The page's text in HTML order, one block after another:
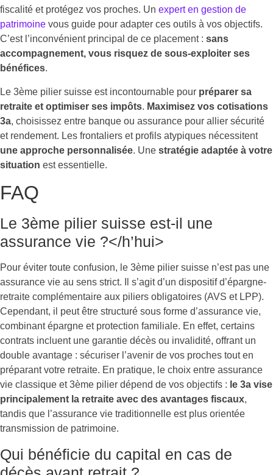
fiscalité et protégez vos proches. Un expert en gestion de
patrimoine vous guide pour adapter ces outils à vos objectifs.
C’est l’inconvénient principal de ce placement : sans
accompagnement, vous risquez de sous-exploiter ses
bénéfices.
Le 3ème pilier suisse est incontournable pour préparer sa
retraite et optimiser ses impôts. Maximisez vos cotisations
3a, choisissez entre banque ou assurance pour allier sécurité
et rendement. Les frontaliers et profils atypiques nécessitent
une approche personnalisée. Une stratégie adaptée à votre
situation est essentielle.
FAQ
Le 3ème pilier suisse est-il une
assurance vie ?</h’hui>
Pour éviter toute confusion, le 3ème pilier suisse n’est pas une
assurance vie au sens strict. Il s’agit d’un dispositif d’épargne-
retraite complémentaire aux piliers obligatoires (AVS et LPP).
Cependant, il peut être structuré sous forme d’assurance vie,
combinant épargne et protection familiale. En effet, certains
contrats incluent une garantie décès ou invalidité, offrant un
double avantage : sécuriser l’avenir de vos proches tout en
préparant votre retraite. En pratique, le choix entre assurance
vie classique et 3ème pilier dépend de vos objectifs : le 3a vise
principalement la retraite avec des avantages fiscaux,
tandis que l’assurance vie traditionnelle est plus orientée
transmission de patrimoine.
Qui bénéficie du capital en cas de